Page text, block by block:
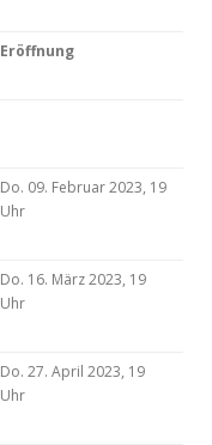
Eröffnung
Do. 09. Februar 2023, 19
Uhr
Do. 16. März 2023, 19
Uhr
Do. 27. April 2023, 19
Uhr